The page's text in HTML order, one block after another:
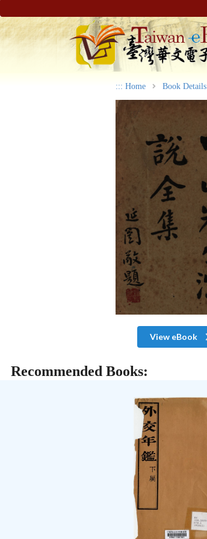
::: Home Book Details
View eBook
Recommended Books: